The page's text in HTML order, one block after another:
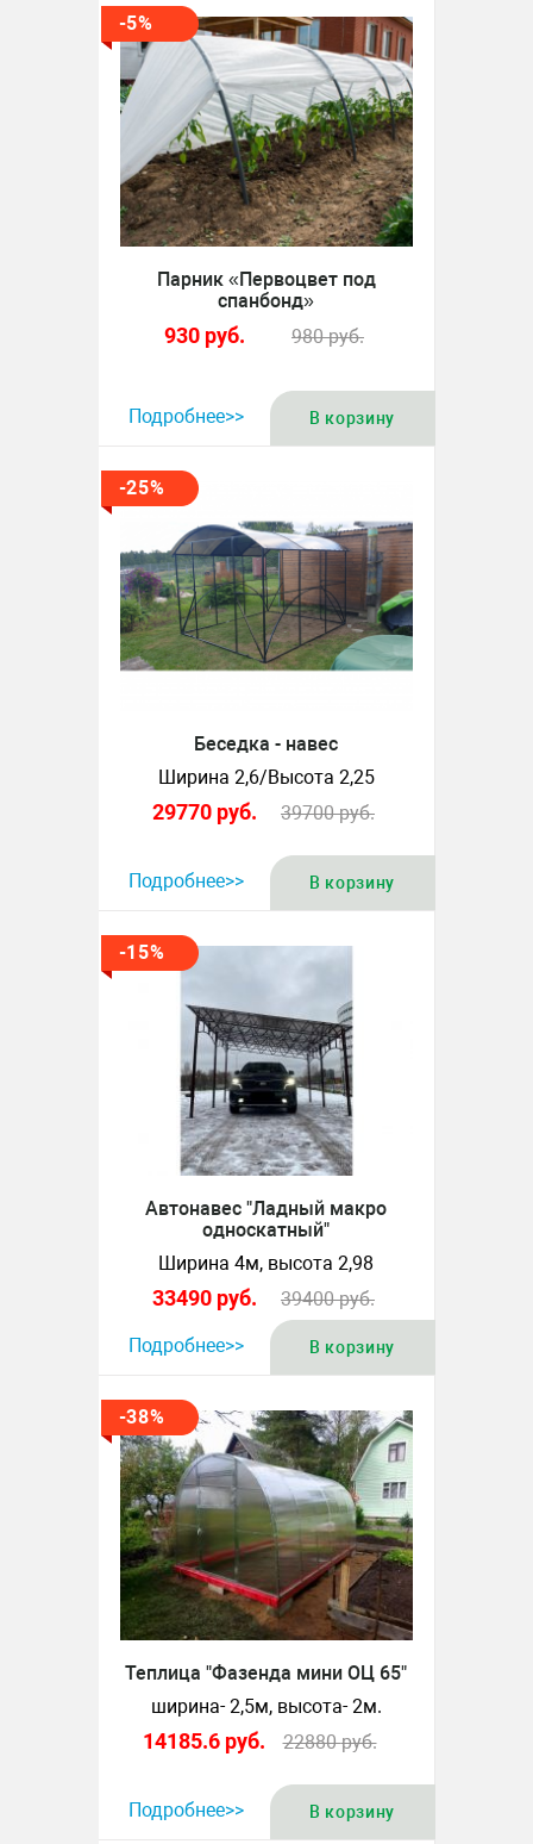
-5%
Парник «Первоцвет под
спанбонд»
930 руб. 980руб.
Подробнее>> В корзину
-25%
Беседка - навес
Ширина 2,6/Высота 2,25
29770 руб. 39700руб.
Подробнее>> В корзину
-15%
Автонавес "Ладный макро
односкатный"
Ширина 4м, высота 2,98
33490 руб. 39400руб.
Подробнее>> В корзину
-38%
Теплица "Фазенда мини ОЦ 65"
ширина- 2,5м, высота- 2м.
14185.6 руб. 22880руб.
Подробнее>> В корзину